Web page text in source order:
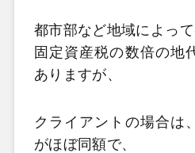
都市部など地域によって
固定資産税の数倍の地
ありますが、
クライアントの場合は
がほぼ同額で、